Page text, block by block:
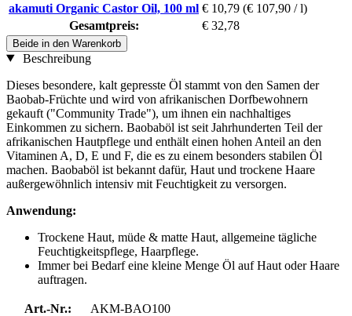
akamuti Organic Castor Oil, 100 ml € 10,79 (€ 107,90 / l)
Gesamtpreis:
€ 32,78
Beide in den Warenkorb
Beschreibung
Dieses besondere, kalt gepresste Öl stammt von den Samen der
Baobab-Früchte und wird von afrikanischen Dorfbewohnern
gekauft ("Community Trade"), um ihnen ein nachhaltiges
Einkommen zu sichern. Baobaböl ist seit Jahrhunderten Teil der
afrikanischen Hautpflege und enthält einen hohen Anteil an den
Vitaminen A, D, E und F, die es zu einem besonders stabilen Öl
machen. Baobaböl ist bekannt dafür, Haut und trockene Haare
außergewöhnlich intensiv mit Feuchtigkeit zu versorgen.
Anwendung:
Trockene Haut, müde & matte Haut, allgemeine tägliche
Feuchtigkeitspflege, Haarpflege.
Immer bei Bedarf eine kleine Menge Öl auf Haut oder Haare
auftragen.
Art.-Nr.:
AKM-BAO100